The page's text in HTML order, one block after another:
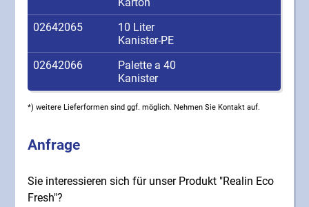
02642065
10 Liter
Kanister-PE
02642066
Palette a 40
Kanister
*) weitere Lieferformen sind ggf. möglich. Nehmen Sie Kontakt auf.
Anfrage
Sie interessieren sich für unser Produkt "Realin Eco
Fresh"?